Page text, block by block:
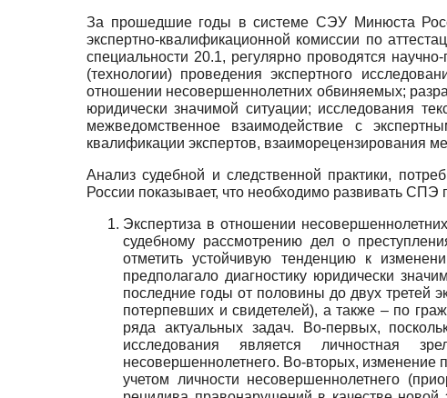
За прошедшие годы в системе СЭУ Минюста
экспертно-квалификационной комиссии по
специальности 20.1, регулярно проводятся
(технологии) проведения экспертного
отношении несовершеннолетних обвиняемых;
юридически значимой ситуации; исследования
межведомственное взаимодействие с
квалификации экспертов, взаиморецензирования
Анализ судебной и следственной практики,
России показывает, что необходимо развивать
Экспертиза в отношении
судебному рассмотрению дел о
отметить устойчивую тенденцию к
предполагало диагностику юридически
последние годы от половины до двух третей
потерпевших и свидетелей), а также – по
ряда актуальных задач. Во-первых,
исследования является личностная
несовершеннолетнего. Во-вторых, изменение
учетом личности несовершеннолетнего